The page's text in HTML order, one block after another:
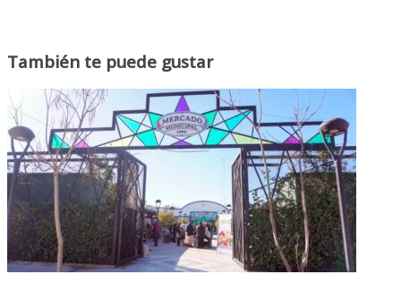
También te puede gustar